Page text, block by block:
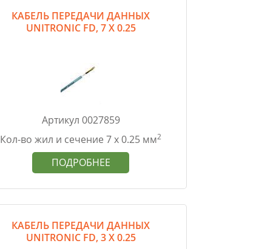
КАБЕЛЬ ПЕРЕДАЧИ ДАННЫХ
UNITRONIC FD, 7 Х 0.25
Артикул 0027859
Кол-во жил и сечение 7 х 0.25 мм2
ПОДРОБНЕЕ
КАБЕЛЬ ПЕРЕДАЧИ ДАННЫХ
UNITRONIC FD, 3 Х 0.25